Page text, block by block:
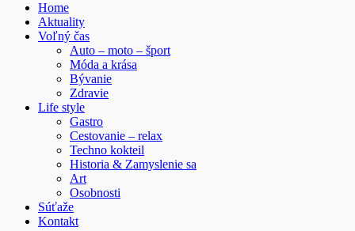
Home
Aktuality
Voľný čas
Auto – moto – šport
Móda a krása
Bývanie
Zdravie
Life style
Gastro
Cestovanie – relax
Techno kokteil
Historia & Zamyslenie sa
Art
Osobnosti
Súťaže
Kontakt